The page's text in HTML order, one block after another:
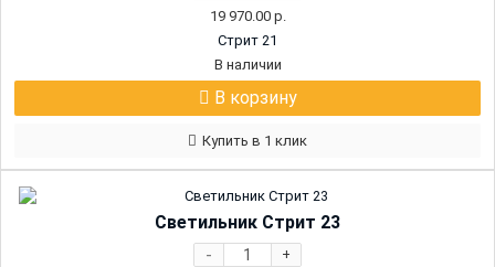
19 970.00р.
Стрит 21
В наличии
В корзину
Купить в 1 клик
Светильник Стрит 23
- +